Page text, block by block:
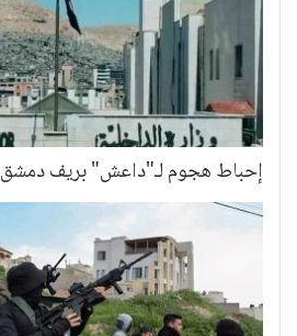
إحباط هجوم لـ"داعش" بريف دمشق